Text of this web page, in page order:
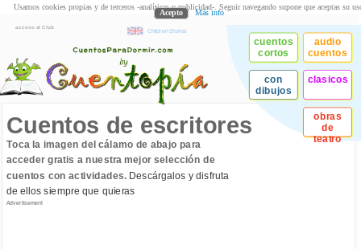
acceso al Club
Children Stories
cuentos
cortos
audio
cuentos
con
dibujos
clasicos
obras
de
teatro
Cuentos de escritores
Toca la imagen del cálamo de abajo para
acceder gratis a nuestra mejor selección de
cuentos con actividades.Descárgalos y disfruta
de ellos siempre que quieras
Advertisement
Usamos cookies propias y de terceros -analíticas y publicidad-. Seguir navegando supone que aceptas su
Acepto Más info